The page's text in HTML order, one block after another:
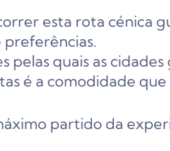
esta rota cénica
pelas quais as
é a comodidade
partido da